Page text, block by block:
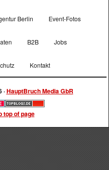
Berlin Event-Fotos
B2B Jobs
Kontakt
·HauptBruch Media GbR
top of page